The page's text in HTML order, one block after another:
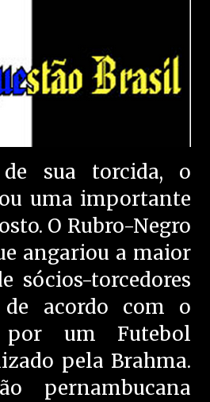
sua torcida, o
uma importante
O Rubro-Negro
angariou a maior
sócios-torcedores
acordo com o
por um Futebol
pela Brahma.
pernambucana